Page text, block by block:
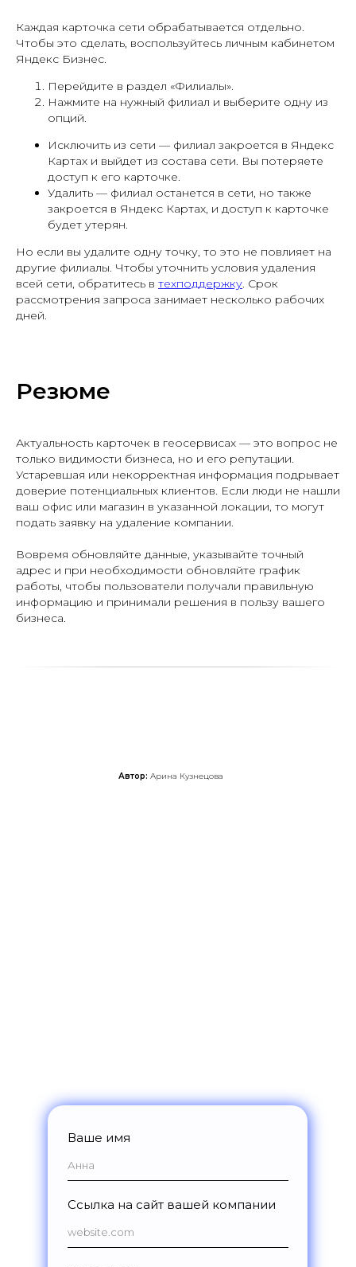
Каждая карточка сети обрабатывается отдельно.
Чтобы это сделать, воспользуйтесь личным кабинетом
Яндекс Бизнес.
Перейдите в раздел «Филиалы».
Нажмите на нужный филиал и выберите одну из
опций.
Исключить из сети — филиал закроется в Яндекс
Картах и выйдет из состава сети. Вы потеряете
доступ к его карточке.
Удалить — филиал останется в сети, но также
закроется в Яндекс Картах, и доступ к карточке
будет утерян.
Но если вы удалите одну точку, то это не повлияет на
другие филиалы. Чтобы уточнить условия удаления
всей сети, обратитесь в техподдержку. Срок
рассмотрения запроса занимает несколько рабочих
дней.
Резюме
Актуальность карточек в геосервисах — это вопрос не
только видимости бизнеса, но и его репутации.
Устаревшая или некорректная информация подрывает
доверие потенциальных клиентов. Если люди не нашли
ваш офис или магазин в указанной локации, то могут
подать заявку на удаление компании.
Вовремя обновляйте данные, указывайте точный
адрес и при необходимости обновляйте график
работы, чтобы пользователи получали правильную
информацию и принимали решения в пользу вашего
бизнеса.
Автор: Арина Кузнецова
Ваше имя
Ссылка на сайт вашей компании